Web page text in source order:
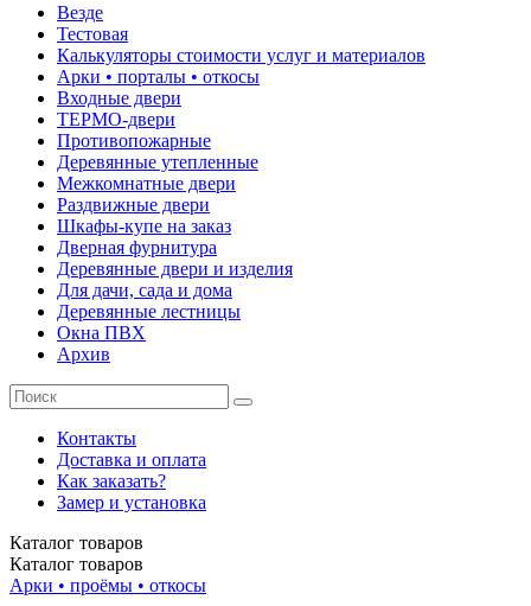
Везде
Тестовая
Калькуляторы стоимости услуг и материалов
Арки • порталы • откосы
Входные двери
ТЕРМО-двери
Противопожарные
Деревянные утепленные
Межкомнатные двери
Раздвижные двери
Шкафы-купе на заказ
Дверная фурнитура
Деревянные двери и изделия
Для дачи, сада и дома
Деревянные лестницы
Окна ПВХ
Архив
Контакты
Доставка и оплата
Как заказать?
Замер и установка
Каталог товаров
Каталог товаров
Арки • проёмы • откосы